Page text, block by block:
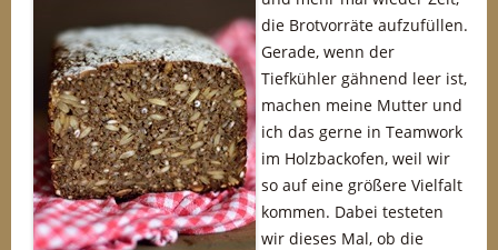
die Brotvorräte aufzufüllen.
Gerade, wenn der
Tiefkühler gähnend leer ist,
machen meine Mutter und
ich das gerne in Teamwork
im Holzbackofen, weil wir
so auf eine größere Vielfalt
kommen. Dabei testeten
wir dieses Mal, ob die